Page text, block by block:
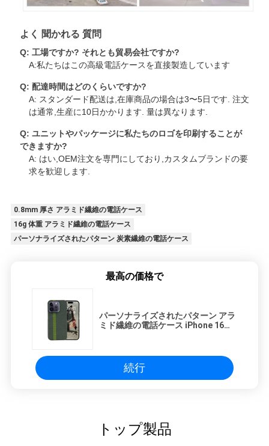
よく 聞かれる 質問
Q: 工場ですか? それとも貿易会社ですか?
A:私たちはこの高級電話ケースを直接製造しています
Q: 配達時間はどのくらいですか?
A: スタンダード配送は,在庫商品の場合は3〜5日です. 注文
は通常,生産に10日かかります. 量は異なります.
Q: ユニットやパッケージに私たちのロゴを印刷することが
できますか?
A: はい,OEM注文を専門にしており,カスタムブランドの要
求を歓迎します.
0.8mm 厚さ アラミド繊維の電話ケース
16g 体重 アラミド繊維の電話ケース
パーソナライズされたパターン 炭素繊維の電話ケース
最高の価格で
パーソナライズされたパターン アラ
ミド繊維の電話ケース iPhone 16
続行
トップ製品